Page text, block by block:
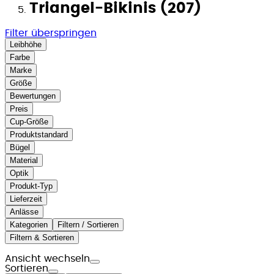
Triangel-Bikinis (207)
Filter überspringen
Leibhöhe
Farbe
Marke
Größe
Bewertungen
Preis
Cup-Größe
Produktstandard
Bügel
Material
Optik
Produkt-Typ
Lieferzeit
Anlässe
Kategorien
Filtern / Sortieren
Filtern & Sortieren
Ansicht wechseln
Sortieren